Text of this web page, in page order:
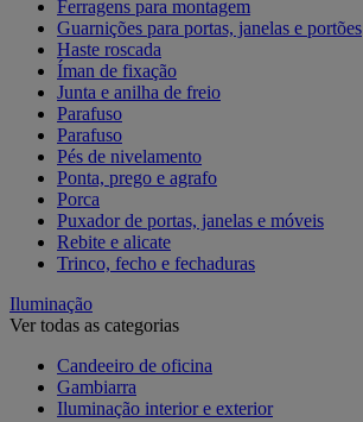
Ferragens para montagem
Guarnições para portas, janelas e portões
Haste roscada
Íman de fixação
Junta e anilha de freio
Parafuso
Parafuso
Pés de nivelamento
Ponta, prego e agrafo
Porca
Puxador de portas, janelas e móveis
Rebite e alicate
Trinco, fecho e fechaduras
Iluminação
Ver todas as categorias
Candeeiro de oficina
Gambiarra
Iluminação interior e exterior